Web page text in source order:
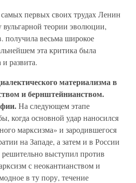
первых своих трудах Ленин
вульгарной теории эволюции,
получила весьма широкое
эта критика была
развита.
материализма в
и бернштейнианством.
На следующем этапе
когда основной удар наносился
марксизма» и зародившегося
на Западе, а затем и в России
выступил против
с неокантианством и
в ту пору, течение